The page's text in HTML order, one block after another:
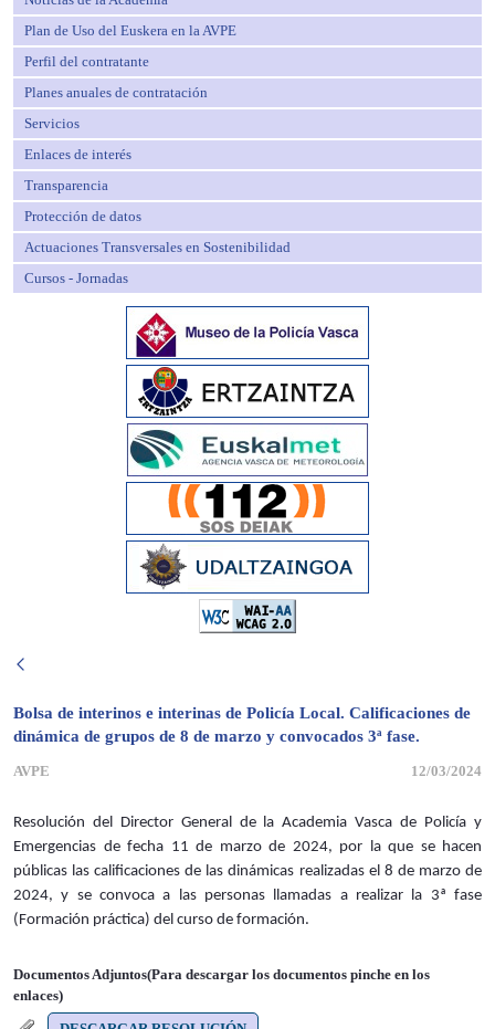
Plan de Uso del Euskera en la AVPE
Perfil del contratante
Planes anuales de contratación
Servicios
Enlaces de interés
Transparencia
Protección de datos
Actuaciones Transversales en Sostenibilidad
Cursos - Jornadas
Bolsa de interinos e interinas de Policía Local. Calificaciones de
dinámica de grupos de 8 de marzo y convocados 3ª fase.
AVPE 12/03/2024
Resolución del Director General de la Academia Vasca de Policía y
Emergencias de fecha 11 de marzo de 2024, por la que se hacen
públicas las calificaciones de las dinámicas realizadas el 8 de marzo de
2024, y se convoca a las personas llamadas a realizar la 3ª fase
(Formación práctica) del curso de formación.
Documentos Adjuntos(Para descargar los documentos pinche en los
enlaces)